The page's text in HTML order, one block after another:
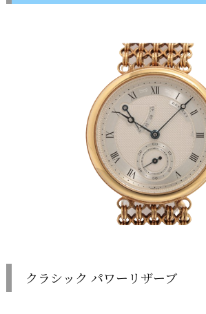
クラシック パワーリザーブ